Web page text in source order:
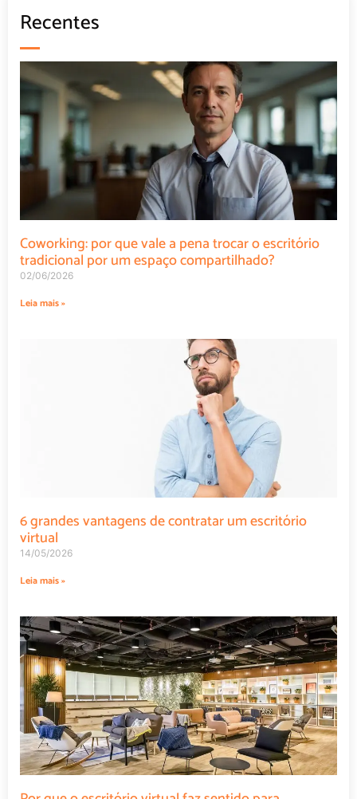
Recentes
Coworking: por que vale a pena trocar o escritório
tradicional por um espaço compartilhado?
02/06/2026
Leia mais »
6 grandes vantagens de contratar um escritório
virtual
14/05/2026
Leia mais »